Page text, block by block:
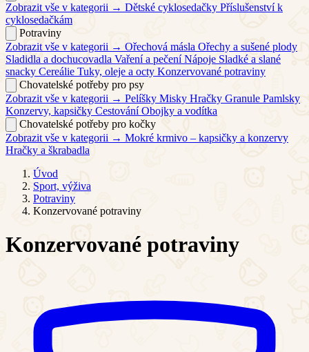
Zobrazit vše v kategorii → Dětské cyklosedačky Příslušenství k
cyklosedačkám
Potraviny
Zobrazit vše v kategorii → Ořechová másla Ořechy a sušené plody
Sladidla a dochucovadla Vaření a pečení Nápoje Sladké a slané
snacky Cereálie Tuky, oleje a octy Konzervované potraviny
Chovatelské potřeby pro psy
Zobrazit vše v kategorii → Pelíšky Misky Hračky Granule Pamlsky
Konzervy, kapsičky Cestování Obojky a vodítka
Chovatelské potřeby pro kočky
Zobrazit vše v kategorii → Mokré krmivo – kapsičky a konzervy
Hračky a škrabadla
Úvod
Sport, výživa
Potraviny
Konzervované potraviny
Konzervované potraviny